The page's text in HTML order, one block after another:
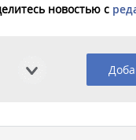
новостью с